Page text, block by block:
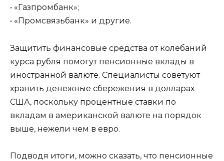
• «Газпромбанк»;
• «Промсвязьбанк» и другие.
Защитить финансовые средства от колебаний
курса рубля помогут пенсионные вклады в
иностранной валюте. Специалисты советуют
хранить денежные сбережения в долларах
США, поскольку процентные ставки по
вкладам в американской валюте на порядок
выше, нежели чем в евро.
Подводя итоги, можно сказать, что пенсионные